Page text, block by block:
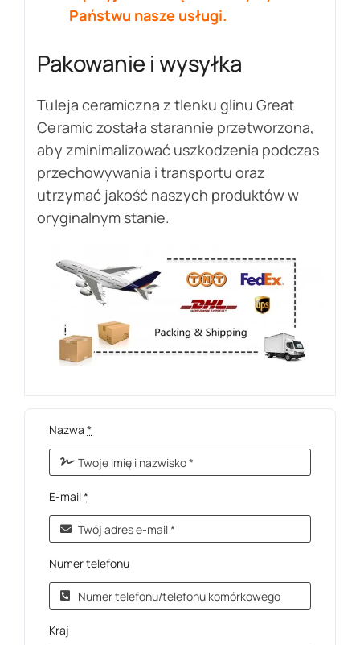
Państwu nasze usługi.
Pakowanie i wysyłka
Tuleja ceramiczna z tlenku glinu Great
Ceramic została starannie przetworzona,
aby zminimalizować uszkodzenia podczas
przechowywania i transportu oraz
utrzymać jakość naszych produktów w
oryginalnym stanie.
Nazwa*
E-mail*
Numer telefonu
Kraj